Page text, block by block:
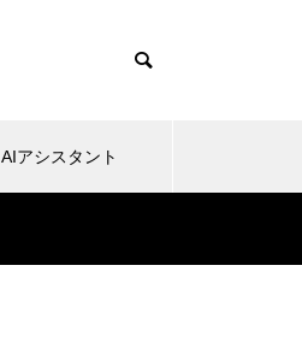
AIアシスタント